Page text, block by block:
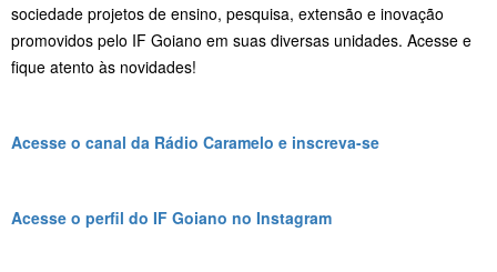
sociedade projetos de ensino, pesquisa, extensão e inovação
promovidos pelo IF Goiano em suas diversas unidades. Acesse e
fique atento às novidades!
Acesse o canal da Rádio Caramelo e inscreva-se
Acesse o perfil do IF Goiano no Instagram